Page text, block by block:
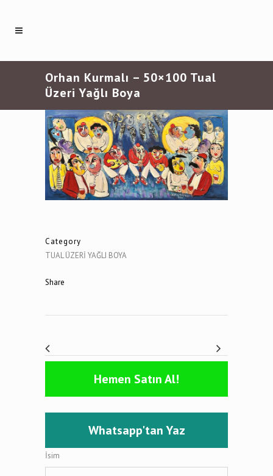
Orhan Kurmalı – 50×100 Tual
Üzeri Yağlı Boya
Category
TUAL ÜZERİ YAĞLI BOYA
Share
Hemen Satın Al!
Whatsapp'tan Yaz
İsim